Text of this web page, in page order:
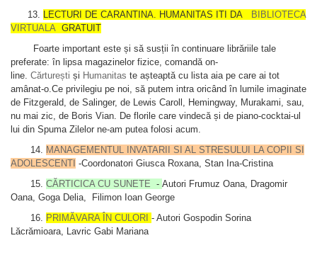
13. LECTURI DE CARANTINA. HUMANITAS ITI DA
BIBLIOTECA
VIRTUALA GRATUIT
Foarte important este și să susții în continuare librăriile tale
preferate: în lipsa magazinelor fizice, comandă on-
line. Cărturești și Humanitas te așteaptă cu lista aia pe care ai tot
amânat-o.Ce privilegiu pe noi, să putem intra oricând în lumile imaginate
de Fitzgerald, de Salinger, de Lewis Caroll, Hemingway, Murakami, sau,
nu mai zic, de Boris Vian. De florile care vindecă și de piano-cocktai-ul
lui din Spuma Zilelor ne-am putea folosi acum.
14. MANAGEMENTUL INVATARII SI AL STRESULUI LA COPII SI
ADOLESCENTI -Coordonatori Giusca Roxana, Stan Ina-Cristina
15. CĂRTICICA CU SUNETE - Autori Frumuz Oana, Dragomir
Oana, Goga Delia, Filimon Ioan George
16. PRIMĂVARA ÎN CULORI - Autori Gospodin Sorina
Lăcrămioara, Lavric Gabi Mariana